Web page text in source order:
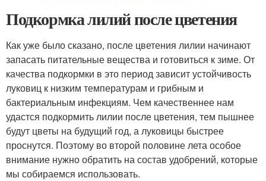
Подкормка лилий после цветения
Как уже было сказано, после цветения лилии начинают
запасать питательные вещества и готовиться к зиме. От
качества подкормки в это период зависит устойчивость
луковиц к низким температурам и грибным и
бактериальным инфекциям. Чем качественнее нам
удастся подкормить лилии после цветения, тем пышнее
будут цветы на будущий год, а луковицы быстрее
проснутся. Поэтому во второй половине лета особое
внимание нужно обратить на состав удобрений, которые
мы собираемся использовать.